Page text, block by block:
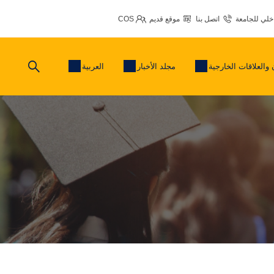
للجامعة اتصل بنا موقع قديم COS
والعلاقات الخارجية مجلد الأخبار العربية